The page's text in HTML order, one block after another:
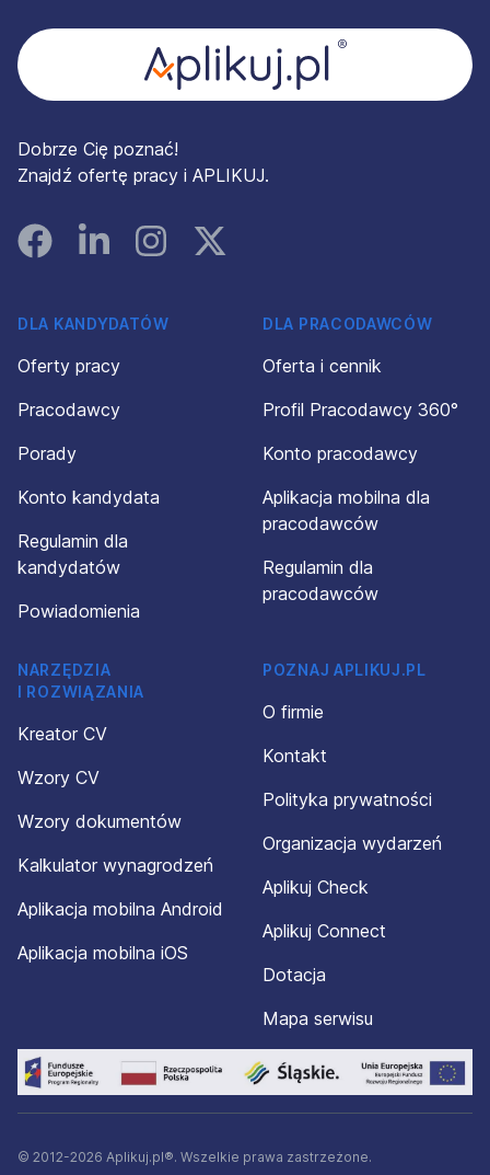
Dobrze Cię poznać!
Znajdź ofertę pracy i APLIKUJ.
FacebookLinked InInstagramInstagram
DLA KANDYDATÓW
Oferty pracy
Pracodawcy
Porady
Konto kandydata
Regulamin dla
kandydatów
Powiadomienia
DLA PRACODAWCÓW
Oferta i cennik
Profil Pracodawcy 360°
Konto pracodawcy
Aplikacja mobilna dla
pracodawców
Regulamin dla
pracodawców
NARZĘDZIA
I ROZWIĄZANIA
Kreator CV
Wzory CV
Wzory dokumentów
Kalkulator wynagrodzeń
Aplikacja mobilna Android
Aplikacja mobilna iOS
POZNAJ APLIKUJ.PL
O firmie
Kontakt
Polityka prywatności
Organizacja wydarzeń
Aplikuj Check
Aplikuj Connect
Dotacja
Mapa serwisu
© 2012-2026 Aplikuj.pl®. Wszelkie prawa zastrzeżone.